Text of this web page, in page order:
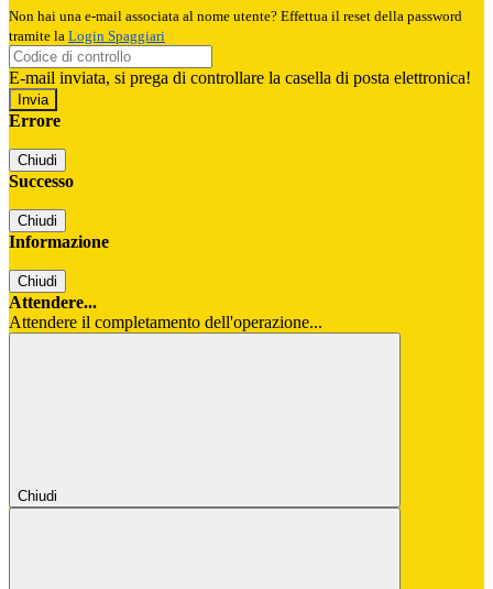
Non hai una e-mail associata al nome utente? Effettua il reset della password
tramite la Login Spaggiari
E-mail inviata, si prega di controllare la casella di posta elettronica!
Errore
Chiudi
Successo
Chiudi
Informazione
Chiudi
Attendere...
Attendere il completamento dell'operazione...
Chiudi